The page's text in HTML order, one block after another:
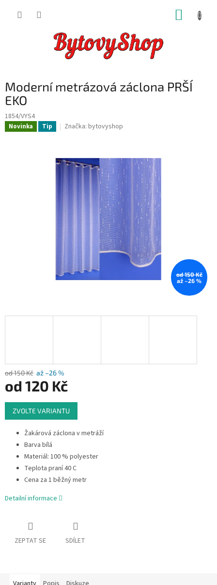
Moderní metrázová záclona PRŠÍ
EKO
1854/VYS4
Novinka Tip Značka: bytovyshop
od 150 Kč
až –26 %
od 150 Kč až –26 %
od 120 Kč
Měrná
cena:
ZVOLTE VARIANTU
Žakárová záclona v metráží
Barva bílá
Materiál: 100 % polyester
Teplota praní 40 C
Cena za 1 běžný metr
Detailní informace
ZEPTAT SE SDÍLET